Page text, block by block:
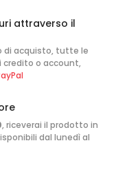
attraverso il
di acquisto, tutte le
credito o account,
, riceverai il prodotto in
dal lunedì al